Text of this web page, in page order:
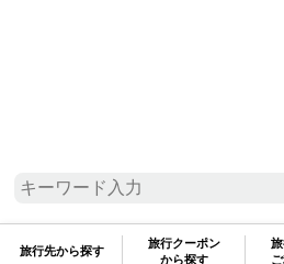
旅行先から探す
旅行クーポン
から探す
検索結果一覧 1～7件 / 全7件